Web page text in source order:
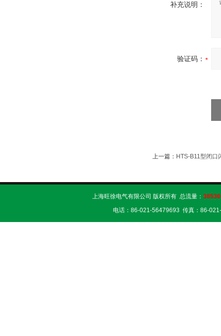
补充说明：
验证码：
上一篇： HTS-B11型闭口
上海旺徐电气有限公司 版权所有 总流量：
电话：86-021-56479693 传真：86-